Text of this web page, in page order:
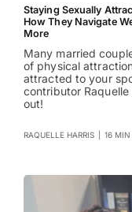
Staying Sexually
How They Navigate
More
Many married
of physical
attracted to your
contributor
out!
RAQUELLE HARRIS 16 MIN